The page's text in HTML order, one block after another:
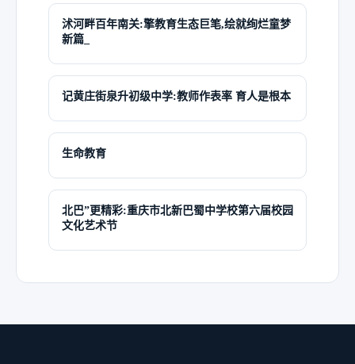
沭河畔百年南关:擎教育生态巨笔,绘就绚烂童梦
新篇_
记黄庄街泉升初级中学:教师作表率 育人是根本
生命教育
北巴”更精彩:重庆市北新巴蜀中学校第六届校园
文化艺术节